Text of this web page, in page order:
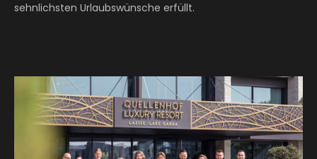
sehnlichsten Urlaubswünsche erfüllt.